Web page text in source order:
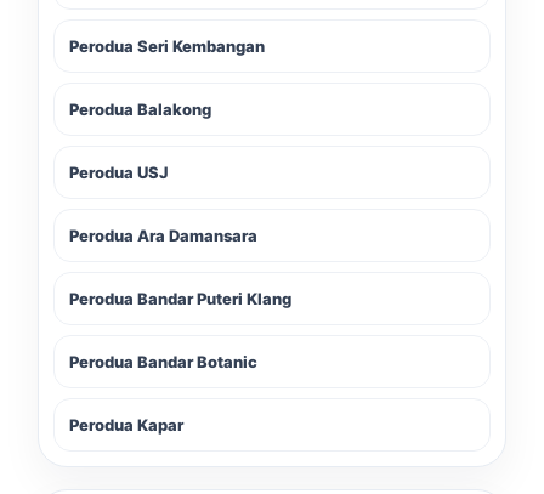
Perodua Seri Kembangan
Perodua Balakong
Perodua USJ
Perodua Ara Damansara
Perodua Bandar Puteri Klang
Perodua Bandar Botanic
Perodua Kapar